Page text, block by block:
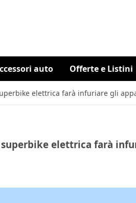
auto Offerte e Listini
elettrica farà infuriare gli
superbike elettrica farà